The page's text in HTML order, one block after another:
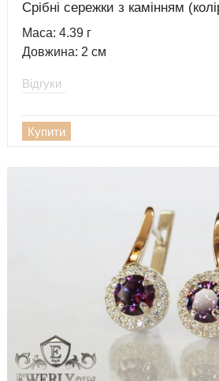
Срібні сережки з камінням
Маса: 4.39 г
Довжина: 2 см
Відгуки
Купити